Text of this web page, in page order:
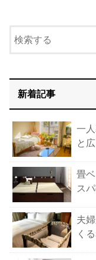
新着記事
一
と
畳
ス
夫
く